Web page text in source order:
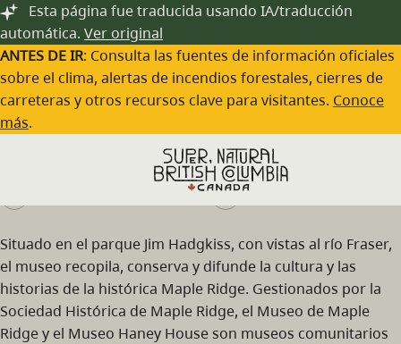
Saltar al contenido principal
Esta página fue traducida usando IA/traducción
automática. Ver original
ANTES DE IR: Consulta las fuentes de información oficiales
sobre el clima, alertas de incendios forestales, cierres de
carreteras y otros recursos clave para visitantes. Conoce
más.
Maple Ridge Museum
(604) 463-5311
Situado en el parque Jim Hadgkiss, con vistas al río Fraser,
el museo recopila, conserva y difunde la cultura y las
historias de la histórica Maple Ridge. Gestionados por la
Sociedad Histórica de Maple Ridge, el Museo de Maple
Ridge y el Museo Haney House son museos comunitarios